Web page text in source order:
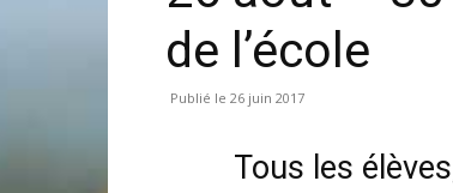
de l’école
26 juin 2017
Tous les